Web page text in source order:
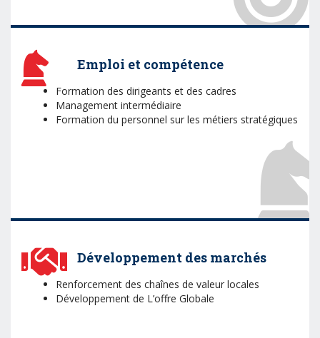
Emploi et compétence
Formation des dirigeants et des cadres
Management intermédiaire
Formation du personnel sur les métiers stratégiques
Développement des marchés
Renforcement des chaînes de valeur locales
Développement de L’offre Globale